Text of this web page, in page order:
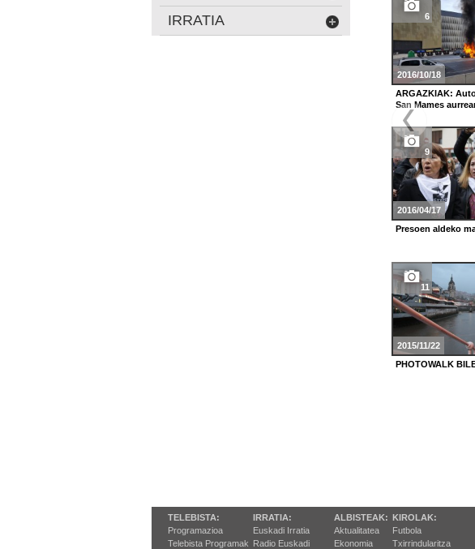
IRRATIA
6
2016/10/18
ARGAZKIAK:
San Mames
9
2016/04/17
Presoen aldeko
11
2015/11/22
PHOTOWALK
TELEBISTA:
Programazioa
Telebista Programak
IRRATIA:
Euskadi Irratia
Radio Euskadi
ALBISTEAK:
Aktualitatea
Ekonomia
KIROLAK:
Futbola
Txirrindularitza